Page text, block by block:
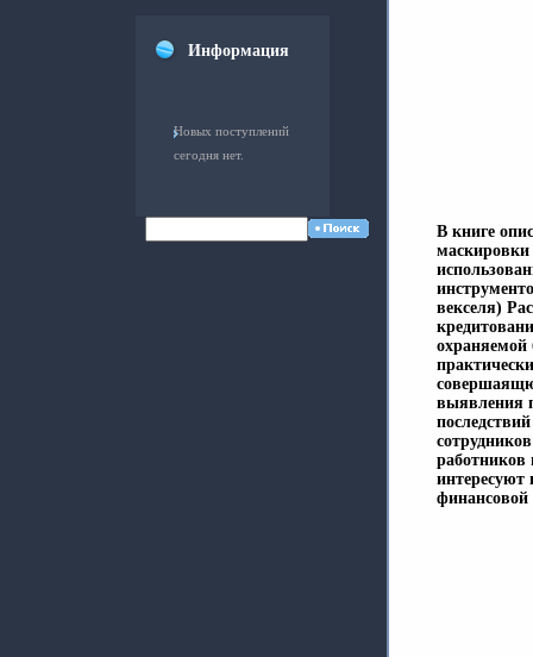
Информация
Новых поступлений
сегодня нет.
В книге
маскировки
векселя)
выявления
работников
интересуют